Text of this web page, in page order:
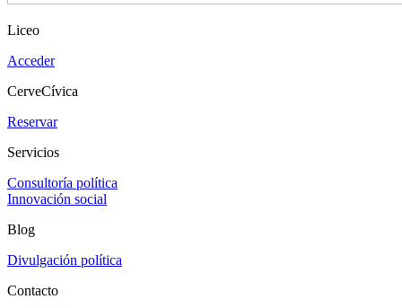
Liceo
Acceder
CerveCívica
Reservar
Servicios
Consultoría política
Innovación social
Blog
Divulgación política
Contacto